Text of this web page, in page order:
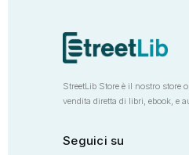
StreetLib Store è il nostro store
vendita diretta di libri, ebook, e
Seguici su